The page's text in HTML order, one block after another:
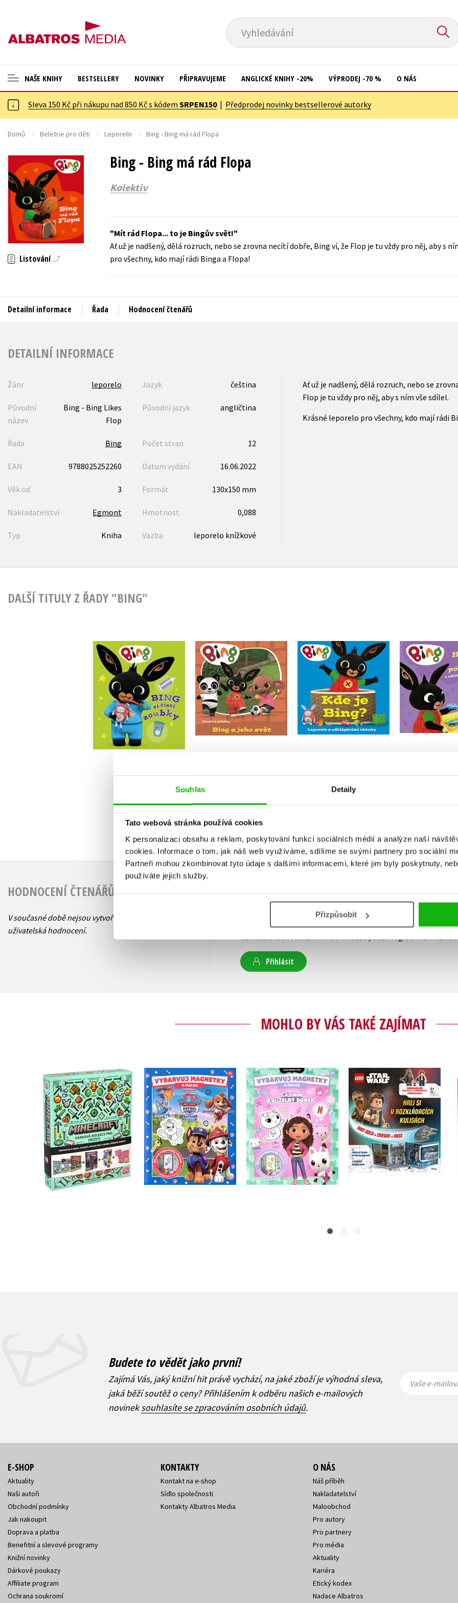
Souhlas Detaily
Tato webová stránka používá cookies
K personalizaci obsahu a reklam, poskytování funkcí sociálních médií a analýze naší
cookies. Informace o tom, jak náš web využíváme, sdílíme se svými partnery pro sociální
Partneři mohou zkombinovat tyto údaje s dalšími informacemi, které jim byly poskytnuty,
používáte jejich služby.
Přizpůsobit
Vyhledávání
NAŠE KNIHY
ANGLICKÉ KNIHY -20 %
VÝPRODEJ -70 %
ASTERIX S DÁRKEM
🎁DÁRKOVÉ PUBLIKACE
✉️ DÁRKOVÉ POUKAZY
Auto - moto
Cestování
Dárkové publikace
Digitální fotografie
Esoterika a duchovní svět
Jazyky
Kalendáře
Komiks
Populárně - naučné pro děti
Young adult (SK)
BESTSELLERY NOVINKY PŘIPRAVUJEME ANGLICKÉ KNIHY -20% VÝPRODEJ -70 % O NÁS
Sleva 150 Kč při nákupu nad 850 Kč s kódem SRPEN150| Předprodej novinky bestsellerové autorky
Domů Beletrie pro děti Leporelo Bing - Bing má rád Flopa
Bing - Bing má rád Flopa
Kolektiv
Listování
Mít rád Flopa... to je Bingův svět!
Ať už je nadšený, dělá rozruch, nebo se zrovna necítí dobře, Bing ví, že Flop je tu vždy pro něj, aby s
pro všechny, kdo mají rádi Binga a Flopa!
Detailní informace Řada Hodnocení čtenářů
DETAILNÍ INFORMACE
Žánr leporelo Jazyk čeština
Původní
název
Bing - Bing Likes
Flop
Původní jazyk angličtina
Řada Bing Počet stran 12
EAN 9788025252260 Datum vydání 16.06.2022
Věk od 3 Formát 130x150 mm
Nakladatelství Egmont Hmotnost 0,088
Typ Kniha Vazba leporelo knížkové
Ať už je nadšený, dělá rozruch, nebo se
Flop je tu vždy pro něj, aby s ním vše sdílel.
Krásné leporelo pro všechny, kdo mají rádi
DALŠÍ TITULY Z ŘADY "BING"
Bing - Bing si čistí
zoubky
Kolektiv
Do košíku
Bing a jeho svět
Kolektiv
Bing - Kde je Bing?
Kolektiv
Bing -
HODNOCENÍ ČTENÁŘŮ
V současné době nejsou vytvořena žádná
uživatelská hodnocení.
Přihlásit
MOHLO BY VÁS TAKÉ ZAJÍMAT
Minecraft - Dárková
kolekce pro přežití
Kolektiv
Do košíku
479 Kč
Tlapková patrola -
Vybarvuj magnetky
Kolektiv
Do košíku
Gábinin kouzelný
domek - Vybarvuj
magnetky
Kolektiv
Do košíku
LEGO® Star Wars™
Han Solo a Chewie v
akci
Kolektiv
Do košíku
Budete to vědět jako první!
Zajímá Vás, jaký knižní hit právě vychází, na jaké zboží je výhodná sleva,
jaká běží soutěž o ceny? Přihlášením k odběru našich e-mailových
novineksouhlasíte se zpracováním osobních údajů.
mailová
mailová
Vaše e-
E-SHOP
Aktuality
Naši autoři
Obchodní podmínky
Jak nakoupit
Doprava a platba
Benefitní a slevové programy
Knižní novinky
Dárkové poukazy
Affiliate program
Ochrana soukromí
KONTAKTY
Kontakt na e-shop
Sídlo společnosti
Kontakty Albatros Media
O NÁS
Náš příběh
Nakladatelství
Maloobchod
Pro autory
Pro partnery
Pro média
Aktuality
Kariéra
Etický kodex
Nadace Albatros